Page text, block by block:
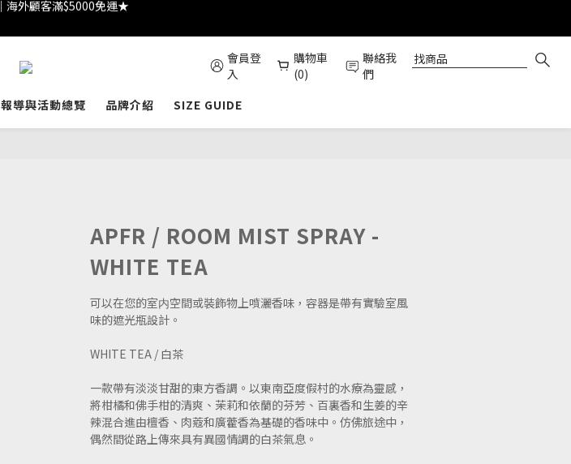
會員登
入
購物車
(0)
聯絡我
們
報導與活動總覽 品牌介紹 SIZE GUIDE
APFR / ROOM MIST SPRAY -
WHITE TEA
可以在您的室内空間或裝飾物上噴灑香味，容器是帶有實驗室風
味的遮光瓶設計。
WHITE TEA / 白茶
一款帶有淡淡甘甜的東方香調。以東南亞度假村的水療為靈感，
將柑橘和佛手柑的清爽、茉莉和依蘭的芬芳、百裏香和生姜的辛
辣混合進由檀香、肉蔻和廣藿香為基礎的香味中。仿佛旅途中，
偶然間從路上傳來具有異國情調的白茶氣息。